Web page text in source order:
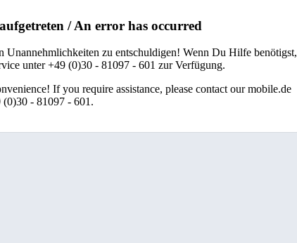
/ An error has occurred
Unannehmlichkeiten zu entschuldigen! Wenn Du Hilfe benötigst,
unter +49 (0)30 - 81097 - 601 zur Verfügung.
If you require assistance, please contact our mobile.de
- 81097 - 601.